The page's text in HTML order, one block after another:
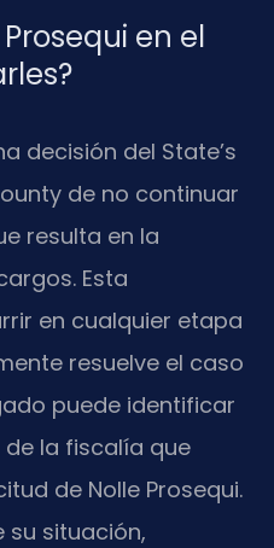
en el
decisión del State’s
de no continuar
resulta en la
Esta
en cualquier etapa
resuelve el caso
puede identificar
la fiscalía que
de Nolle Prosequi.
su situación,